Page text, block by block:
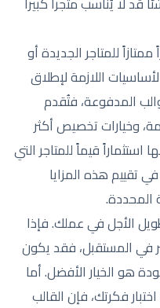
للمتاجر الجديدة أو
اللازمة لإطلاق
المدفوعة، فتُقدم
وخيارات تخصيص أكثر
قيماً للمتاجر التي
تقييم هذه المزايا
المحددة.
الأجل في عملك. فإذا
في المستقبل، فقد يكون
هو الخيار الأفضل. أما
فكرتك، فإن القالب